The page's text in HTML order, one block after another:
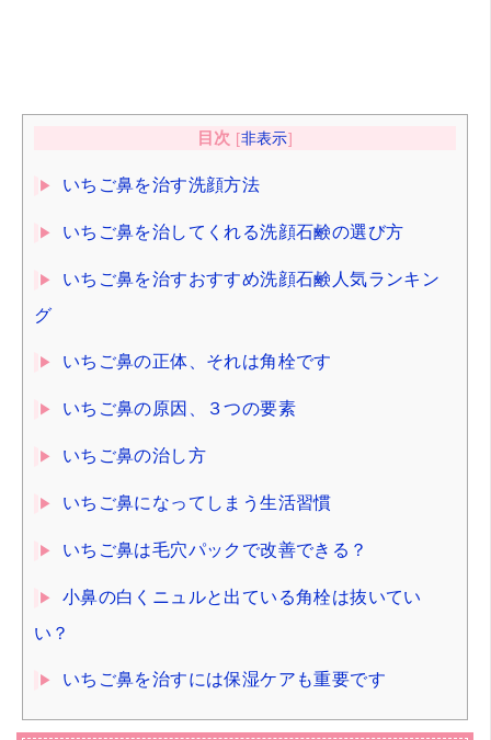
目次 [非表示]
いちご鼻を治す洗顔方法
いちご鼻を治してくれる洗顔石鹸の選び方
いちご鼻を治すおすすめ洗顔石鹸人気ランキン
グ
いちご鼻の正体、それは角栓です
いちご鼻の原因、３つの要素
いちご鼻の治し方
いちご鼻になってしまう生活習慣
いちご鼻は毛穴パックで改善できる？
小鼻の白くニュルと出ている角栓は抜いてい
い？
いちご鼻を治すには保湿ケアも重要です